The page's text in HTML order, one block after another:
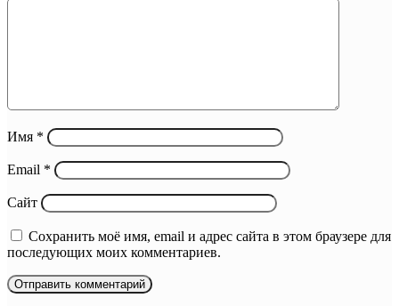
Имя *
Email *
Сайт
Сохранить моё имя, email и адрес сайта в этом браузере для
последующих моих комментариев.